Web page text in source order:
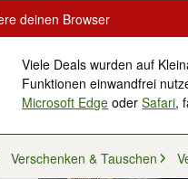
deinen Browser
Viele Deals wurden auf
Funktionen einwandfrei
Microsoft Edge oderSafari,
Verschenken & Tauschen